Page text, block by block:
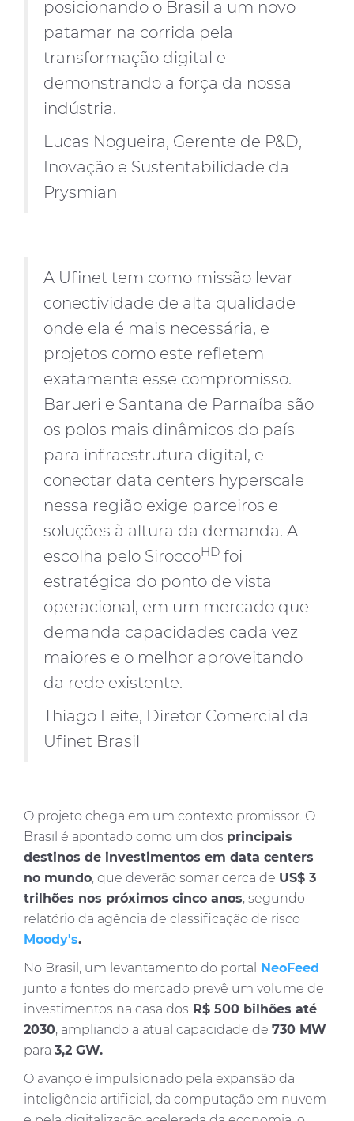
posicionando o Brasil a um novo
patamar na corrida pela
transformação digital e
demonstrando a força da nossa
indústria.
Lucas Nogueira, Gerente de P&D,
Inovação e Sustentabilidade da
Prysmian
A Ufinet tem como missão levar
conectividade de alta qualidade
onde ela é mais necessária, e
projetos como este refletem
exatamente esse compromisso.
Barueri e Santana de Parnaíba são
os polos mais dinâmicos do país
para infraestrutura digital, e
conectar data centers hyperscale
nessa região exige parceiros e
soluções à altura da demanda. A
escolha pelo SiroccoHD foi
estratégica do ponto de vista
operacional, em um mercado que
demanda capacidades cada vez
maiores e o melhor aproveitando
da rede existente.
Thiago Leite, Diretor Comercial da
Ufinet Brasil
O projeto chega em um contexto promissor. O
Brasil é apontado como um dos principais
destinos de investimentos em data centers
no mundo, que deverão somar cerca de US$ 3
trilhões nos próximos cinco anos, segundo
relatório da agência de classificação de risco
Moody's.
No Brasil, um levantamento do portal
NeoFeed
junto a fontes do mercado prevê um volume de
investimentos na casa dos R$ 500 bilhões até
2030, ampliando a atual capacidade de 730 MW
para 3,2 GW.
O avanço é impulsionado pela expansão da
inteligência artificial, da computação em nuvem